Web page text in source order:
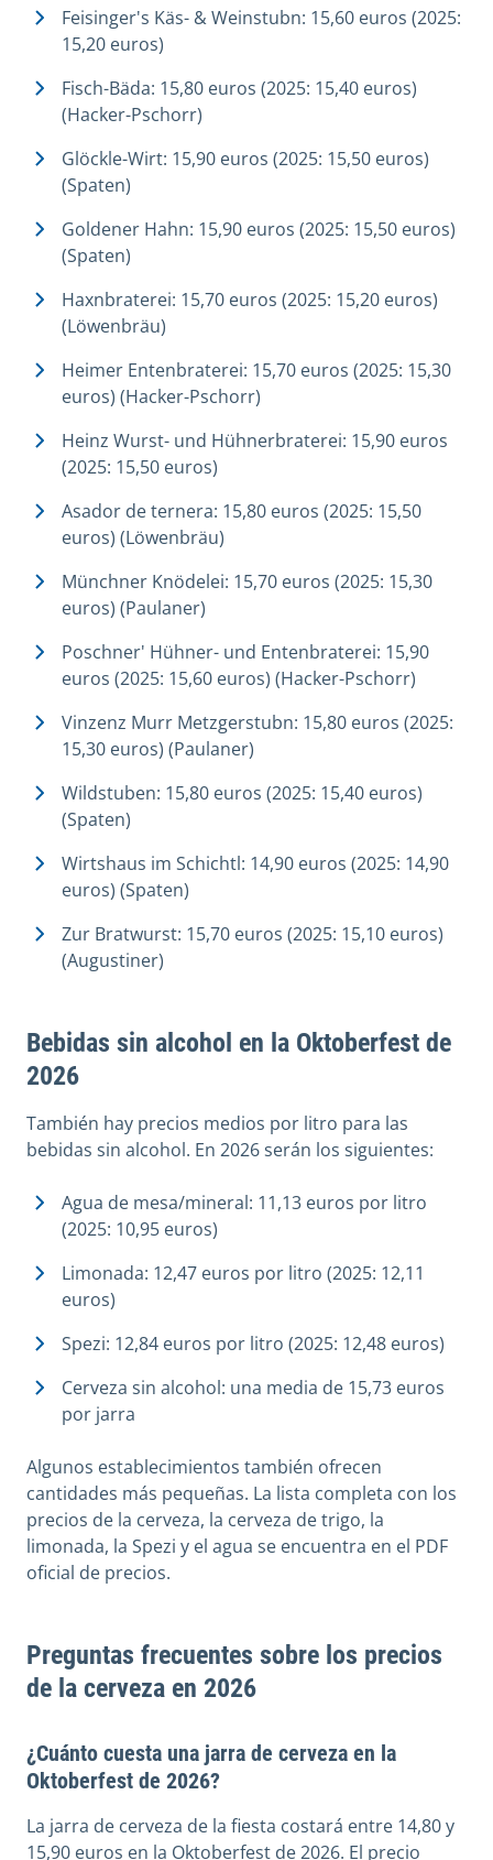
Feisinger's Käs- & Weinstubn: 15,60 euros (2025:
15,20 euros)
Fisch-Bäda: 15,80 euros (2025: 15,40 euros)
(Hacker-Pschorr)
Glöckle-Wirt: 15,90 euros (2025: 15,50 euros)
(Spaten)
Goldener Hahn: 15,90 euros (2025: 15,50 euros)
(Spaten)
Haxnbraterei: 15,70 euros (2025: 15,20 euros)
(Löwenbräu)
Heimer Entenbraterei: 15,70 euros (2025: 15,30
euros) (Hacker-Pschorr)
Heinz Wurst- und Hühnerbraterei: 15,90 euros
(2025: 15,50 euros)
Asador de ternera: 15,80 euros (2025: 15,50
euros) (Löwenbräu)
Münchner Knödelei: 15,70 euros (2025: 15,30
euros) (Paulaner)
Poschner' Hühner- und Entenbraterei: 15,90
euros (2025: 15,60 euros) (Hacker-Pschorr)
Vinzenz Murr Metzgerstubn: 15,80 euros (2025:
15,30 euros) (Paulaner)
Wildstuben: 15,80 euros (2025: 15,40 euros)
(Spaten)
Wirtshaus im Schichtl: 14,90 euros (2025: 14,90
euros) (Spaten)
Zur Bratwurst: 15,70 euros (2025: 15,10 euros)
(Augustiner)
Bebidas sin alcohol en la Oktoberfest de
2026
También hay precios medios por litro para las
bebidas sin alcohol. En 2026 serán los siguientes:
Agua de mesa/mineral: 11,13 euros por litro
(2025: 10,95 euros)
Limonada: 12,47 euros por litro (2025: 12,11
euros)
Spezi: 12,84 euros por litro (2025: 12,48 euros)
Cerveza sin alcohol: una media de 15,73 euros
por jarra
Algunos establecimientos también ofrecen
cantidades más pequeñas. La lista completa con los
precios de la cerveza, la cerveza de trigo, la
limonada, la Spezi y el agua se encuentra en el PDF
oficial de precios.
Preguntas frecuentes sobre los precios
de la cerveza en 2026
¿Cuánto cuesta una jarra de cerveza en la
Oktoberfest de 2026?
La jarra de cerveza de la fiesta costará entre 14,80 y
15,90 euros en la Oktoberfest de 2026. El precio